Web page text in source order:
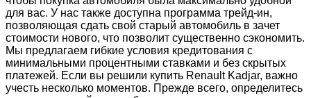
для вас. У нас также доступна программа трейд-ин,
позволяющая сдать свой старый автомобиль в зачет
стоимости нового, что позволит существенно сэкономить.
Мы предлагаем гибкие условия кредитования с
минимальными процентными ставками и без скрытых
платежей. Если вы решили купить Renault Kadjar, важно
учесть несколько моментов. Прежде всего, определитесь